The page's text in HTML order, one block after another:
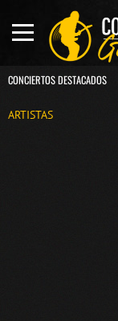
CONCIERTOS DESTACADOS
ARTISTAS